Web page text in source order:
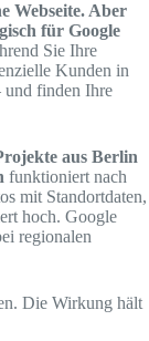
Webseite. Aber
für Google
Sie Ihre
Kunden in
und finden Ihre
aus Berlin
funktioniert nach
mit Standortdaten,
hoch. Google
regionalen
Die Wirkung hält